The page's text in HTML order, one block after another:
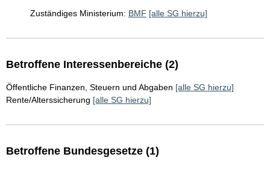
Zuständiges Ministerium: BMF [alle SG hierzu]
Betroffene Interessenbereiche (2)
Öffentliche Finanzen, Steuern und Abgaben [alle SG hierzu]
Rente/Alterssicherung [alle SG hierzu]
Betroffene Bundesgesetze (1)